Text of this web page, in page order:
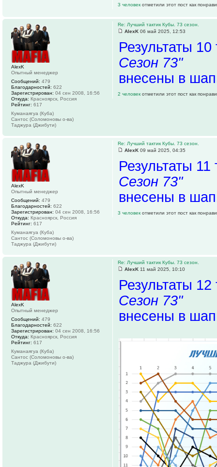
3 человек отметили этот пост как
Re: Лучший тактик Кубы. 73 сезон.
AlexK 06 май 2025, 12:53
Результаты
Сезон 73"
внесены в
2 человек отметили этот пост как
AlexK
Опытный менеджер
Сообщений: 479
Благодарностей: 622
Зарегистрирован: 04 сен 2008, 16:56
Откуда: Красноярск, Россия
Рейтинг: 617
Куманаягуа (Куба)
Сантос (Соломоновы о-ва)
Таджура (Джибути)
Re: Лучший тактик Кубы. 73 сезон.
AlexK 09 май 2025, 04:35
Результаты
Сезон 73"
внесены в
3 человек отметили этот пост как
AlexK
Опытный менеджер
Сообщений: 479
Благодарностей: 622
Зарегистрирован: 04 сен 2008, 16:56
Откуда: Красноярск, Россия
Рейтинг: 617
Куманаягуа (Куба)
Сантос (Соломоновы о-ва)
Таджура (Джибути)
Re: Лучший тактик Кубы. 73 сезон.
AlexK 11 май 2025, 10:10
Результаты
Сезон 73"
внесены в
AlexK
Опытный менеджер
Сообщений: 479
Благодарностей: 622
Зарегистрирован: 04 сен 2008, 16:56
Откуда: Красноярск, Россия
Рейтинг: 617
Куманаягуа (Куба)
Сантос (Соломоновы о-ва)
Таджура (Джибути)